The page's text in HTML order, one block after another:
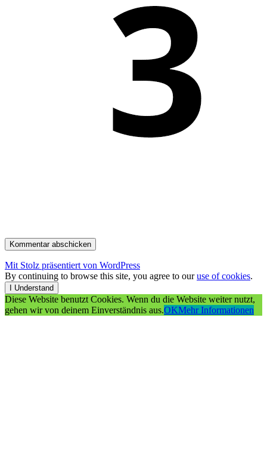
Mit Stolz präsentiert von WordPress
By continuing to browse this site, you agree to ouruse of cookies.
I Understand
Diese Website benutzt Cookies. Wenn du die Website weiter nutzt,
gehen wir von deinem Einverständnis aus.OKMehr Informationen